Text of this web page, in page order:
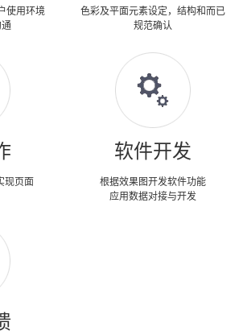
使用环境
通
色彩及平面元素设定，结构和而已
规范确认
现页面
软件开发
根据效果图开发软件功能
应用数据对接与开发